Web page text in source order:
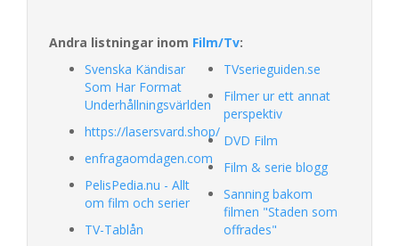
Andra listningar inom Film/Tv:
Svenska Kändisar
Som Har Format
Underhållningsvärlden
https://lasersvard.shop/
enfragaomdagen.com
PelisPedia.nu - Allt
om film och serier
TV-Tablån
TVserieguiden.se
Filmer ur ett annat
perspektiv
DVD Film
Film & serie blogg
Sanning bakom
filmen "Staden som
offrades"